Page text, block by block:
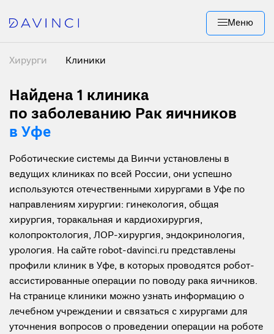
Меню
Хирурги Клиники
Найдена 1 клиника
по заболеванию Рак яичников
в Уфе
Роботические системы да Винчи установлены в
ведущих клиниках по всей России, они успешно
используются отечественными хирургами в Уфе по
направлениям хирургии: гинекология, общая
хирургия, торакальная и кардиохирургия,
колопроктология, ЛОР-хирургия, эндокринология,
урология. На сайте robot-davinci.ru представлены
профили клиник в Уфе, в которых проводятся робот-
ассистированные операции по поводу рака яичников.
На странице клиники можно узнать информацию о
лечебном учреждении и связаться с хирургами для
уточнения вопросов о проведении операции на роботе